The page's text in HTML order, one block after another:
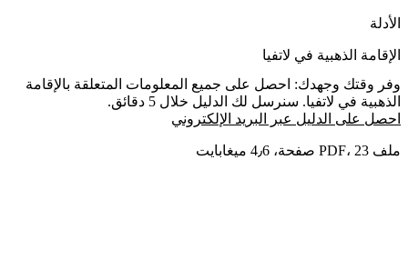
الأدلة
الإقامة الذهبية في لاتفيا
وفر وقتك وجهدك: احصل على جميع المعلومات المتعلقة بالإقامة
الذهبية في لاتفيا. سنرسل لك الدليل خلال 5 دقائق.
احصل على الدليل عبر البريد الإلكتروني
ملف PDF، 23 صفحة، 4٫6 ميغابايت